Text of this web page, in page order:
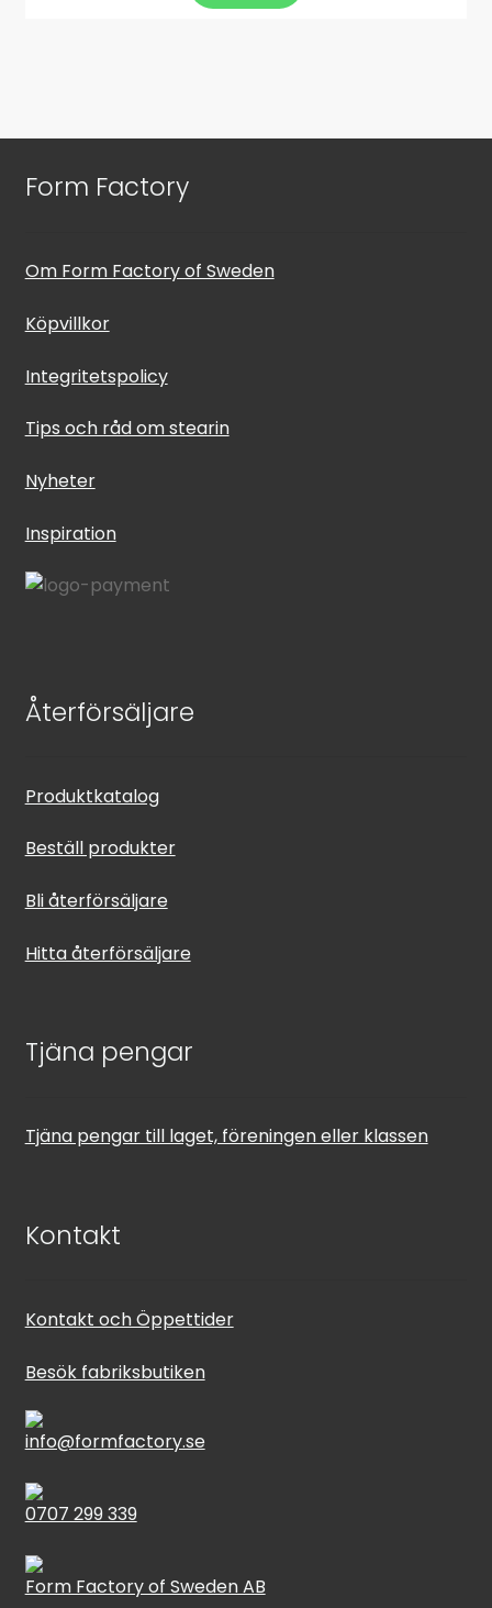
Form Factory
Om Form Factory of Sweden
Köpvillkor
Integritetspolicy
Tips och råd om stearin
Nyheter
Inspiration
Återförsäljare
Produktkatalog
Beställ produkter
Bli återförsäljare
Hitta återförsäljare
Tjäna pengar
Tjäna pengar till laget, föreningen eller klassen
Kontakt
Kontakt och Öppettider
Besök fabriksbutiken
info@formfactory.se
0707 299 339
Form Factory of Sweden AB